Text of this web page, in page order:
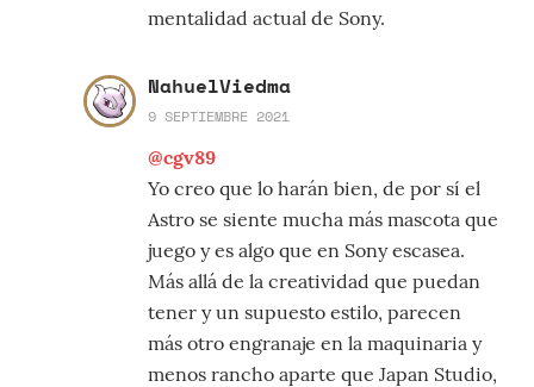
mentalidad actual de Sony.
NahuelViedma
9 SEPTIEMBRE 2021
@cgv89
Yo creo que lo harán bien, de por sí el
Astro se siente mucha más mascota que
juego y es algo que en Sony escasea.
Más allá de la creatividad que puedan
tener y un supuesto estilo, parecen
más otro engranaje en la maquinaria y
menos rancho aparte que Japan Studio,